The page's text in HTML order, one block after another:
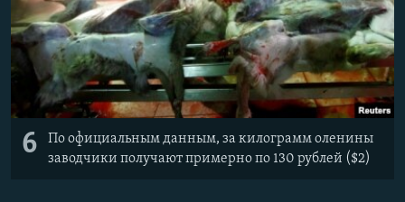
6
По официальным данным, за килограмм оленины
заводчики получают примерно по 130 рублей ($2)